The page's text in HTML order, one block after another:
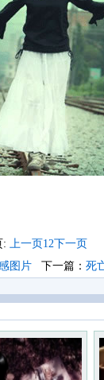
: 上一页12下一页
图片 下一篇： 死